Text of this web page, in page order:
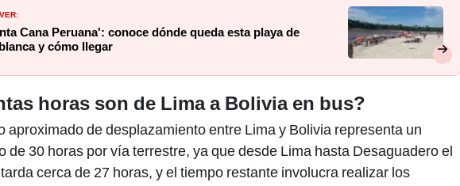
Cana Peruana': conoce dónde queda esta playa de
y cómo llegar
horas son de Lima a Bolivia en bus?
aproximado de desplazamiento entre Lima y Bolivia representa un
de 30 horas por vía terrestre, ya que desde Lima hasta Desaguadero el
cerca de 27 horas, y el tiempo restante involucra realizar los